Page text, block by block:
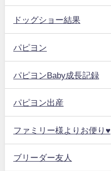
ドッグショー結果
パピヨン
パピヨンBaby成長記録
パピヨン出産
ファミリー様よりお便り♥
ブリーダー友人